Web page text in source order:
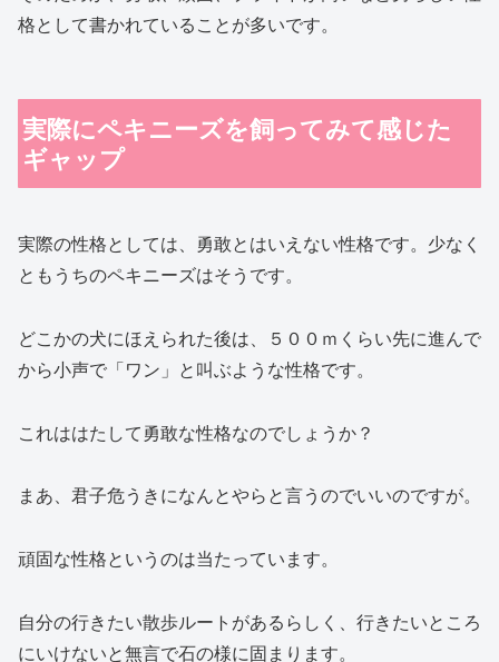
格として書かれていることが多いです。
実際にペキニーズを飼ってみて感じた
ギャップ
実際の性格としては、勇敢とはいえない性格です。少なく
ともうちのペキニーズはそうです。
どこかの犬にほえられた後は、５００ｍくらい先に進んで
から小声で「ワン」と叫ぶような性格です。
これははたして勇敢な性格なのでしょうか？
まあ、君子危うきになんとやらと言うのでいいのですが。
頑固な性格というのは当たっています。
自分の行きたい散歩ルートがあるらしく、行きたいところ
にいけないと無言で石の様に固まります。